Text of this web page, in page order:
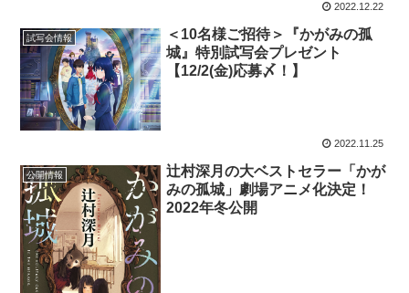
2022.12.22
試写会情報
＜10名様ご招待＞『かがみの孤
城』特別試写会プレゼント
【12/2(金)応募〆！】
2022.11.25
公開情報
辻村深月の大ベストセラー「かが
みの孤城」劇場アニメ化決定！
2022年冬公開